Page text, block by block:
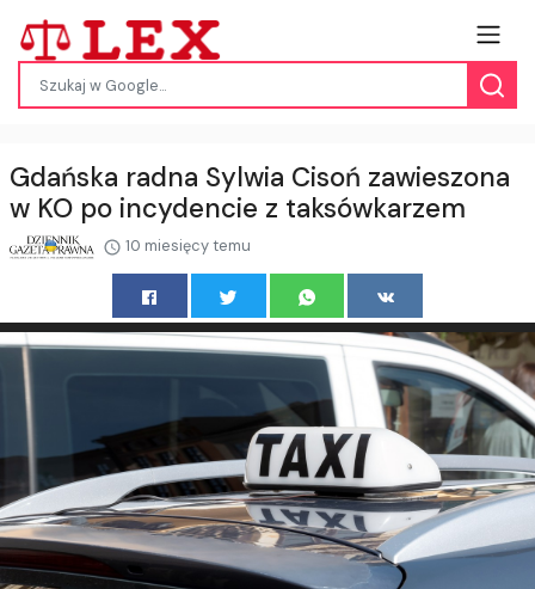
Gdańska radna Sylwia Cisoń zawieszona
w KO po incydencie z taksówkarzem
10 miesięcy temu